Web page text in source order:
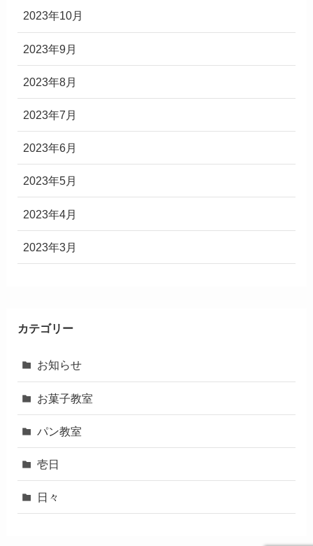
2023年10月
2023年9月
2023年8月
2023年7月
2023年6月
2023年5月
2023年4月
2023年3月
カテゴリー
お知らせ
お菓子教室
パン教室
壱日
日々